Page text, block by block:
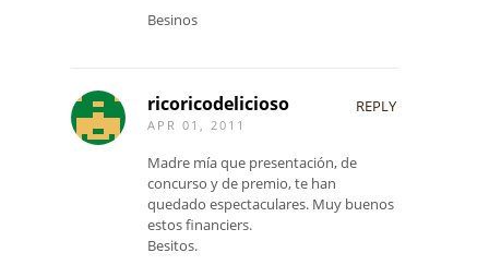
Besinos
ricoricodelicioso
APR 01, 2011
REPLY
Madre mía que presentación, de
concurso y de premio, te han
quedado espectaculares. Muy buenos
estos financiers.
Besitos.